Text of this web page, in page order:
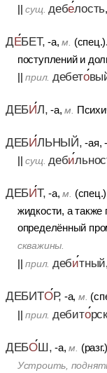
||сущ. дебелость
ДЕБЕТ, -а,м.
поступлений и
||прил. дебето
ДЕБИЛ, -а,м.
ДЕБИЛЬНЫЙ, -ая,
||сущ. деби
ДЕБИТ, -а,м.
жидкости, а также
определённый
скважины.
||прил. дебитный
ДЕБИТОР, -а,м.
||прил. дебито
ДЕБОШ, -а,м.
Устроить,